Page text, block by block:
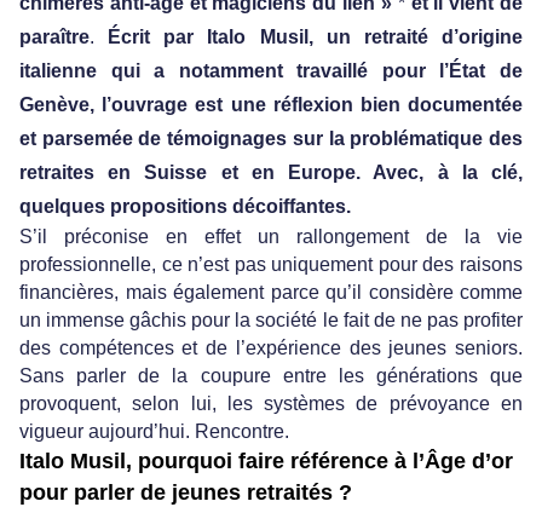
paraître.
Écrit par Italo Musil, un retraité d’origine
italienne qui a notamment travaillé pour l’État de
Genève, l’ouvrage est une réflexion bien documentée
et parsemée de témoignages sur la problématique des
retraites en Suisse et en Europe. Avec, à la clé,
quelques propositions décoiffantes.
S’il préconise en effet un rallongement de la vie
professionnelle, ce n’est pas uniquement pour des raisons
financières, mais également parce qu’il considère comme
un immense gâchis pour la société le fait de ne pas profiter
des compétences et de l’expérience des jeunes seniors.
Sans parler de la coupure entre les générations que
provoquent, selon lui, les systèmes de prévoyance en
vigueur aujourd’hui. Rencontre.
Italo Musil, pourquoi faire référence à l’Âge d’or
pour parler de jeunes retraités ?